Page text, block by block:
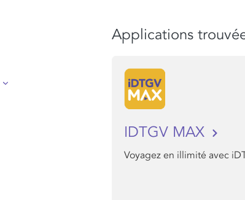
Applications
IDTGV MAX
Voyagez en illimité avec